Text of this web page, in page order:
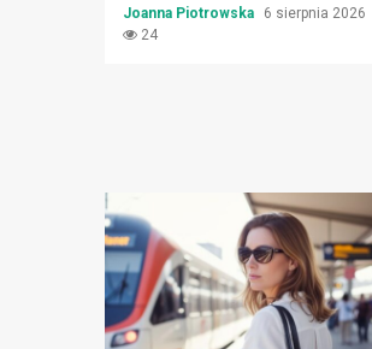
Joanna Piotrowska
6 sierpnia 2026
24